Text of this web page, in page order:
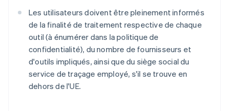
Les utilisateurs doivent être pleinement informés
de la finalité de traitement respective de chaque
outil (à énumérer dans la politique de
confidentialité), du nombre de fournisseurs et
d'outils impliqués, ainsi que du siège social du
service de traçage employé, s'il se trouve en
dehors de l'UE.